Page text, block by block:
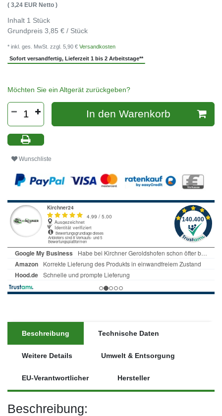
( 3,24 EUR Netto )
Inhalt 1 Stück
Grundpreis 3,85 € / Stück
* inkl. ges. MwSt. zzgl. 5,90 € Versandkosten
Sofort versandfertig, Lieferzeit 1 bis 2 Arbeitstage**
Möchten Sie ein Altgerät zurückgeben?
In den Warenkorb
Wunschliste
Beschreibung Technische Daten
Weitere Details Umwelt & Entsorgung
EU-Verantwortlicher Hersteller
Beschreibung: